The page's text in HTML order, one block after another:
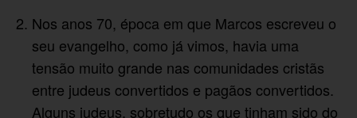
Nos anos 70, época em que Marcos escreveu o
seu evangelho, como já vimos, havia uma
tensão muito grande nas comunidades cristãs
entre judeus convertidos e pagãos convertidos.
Alguns judeus, sobretudo os que tinham sido do